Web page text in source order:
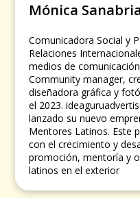
Mónica
Comunicadora Social y
Relaciones
medios de
Community manager,
diseñadora gráfica y
el 2023.
lanzado su nuevo
Mentores Latinos. Este
con el crecimiento y
promoción, mentoría y
latinos en el exterior